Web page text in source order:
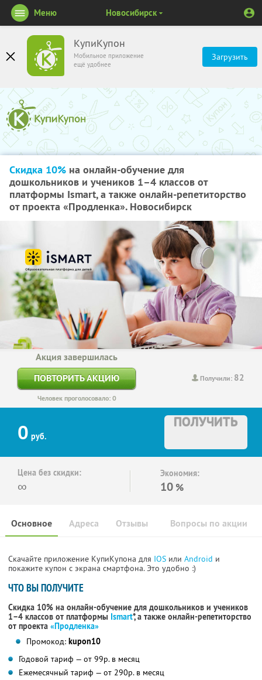
КупиКупон
Мобильное приложение
ещё удобнее
Загрузить
Меню Новосибирск
Скидка 10% на онлайн-обучение для
дошкольников и учеников 1–4 классов от
платформы Ismart, а также онлайн-репетиторство
от проекта «Продленка». Новосибирск
Получили: 82
Акция завершилась
ПОВТОРИТЬ АКЦИЮ
Человек проголосовало: 0
0 руб.
ПОЛУЧИТЬ
Цена без скидки:
∞
Экономия:
10 %
Основное Отзывы Вопросы по акции
Адреса
Скачайте приложение КупиКупона для IOS или Android и
покажите купон с экрана смартфона. Это удобно :)
ЧТО ВЫ ПОЛУЧИТЕ
Скидка 10% на онлайн-обучение для дошкольников и учеников
1–4 классов от платформы Ismart*, а также онлайн-репетиторство
от проекта «Продленка»
Промокод: kupon10
Годовой тариф — от 99р. в месяц
Ежемесячный тариф — от 290р. в месяц